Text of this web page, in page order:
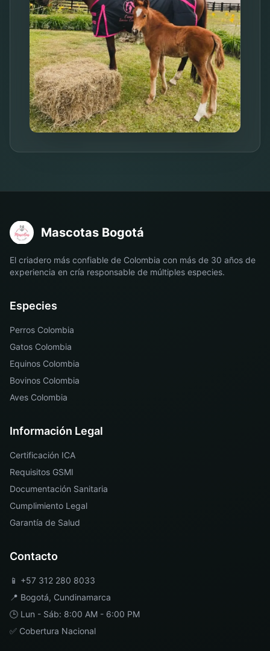
Mascotas Bogotá
El criadero más confiable de Colombia con más de 30 años de
experiencia en cría responsable de múltiples especies.
Especies
Perros Colombia
Gatos Colombia
Equinos Colombia
Bovinos Colombia
Aves Colombia
Información Legal
Certificación ICA
Requisitos GSMI
Documentación Sanitaria
Cumplimiento Legal
Garantía de Salud
Contacto
📱 +57 312 280 8033
📍 Bogotá, Cundinamarca
🕒 Lun - Sáb: 8:00 AM - 6:00 PM
✅ Cobertura Nacional